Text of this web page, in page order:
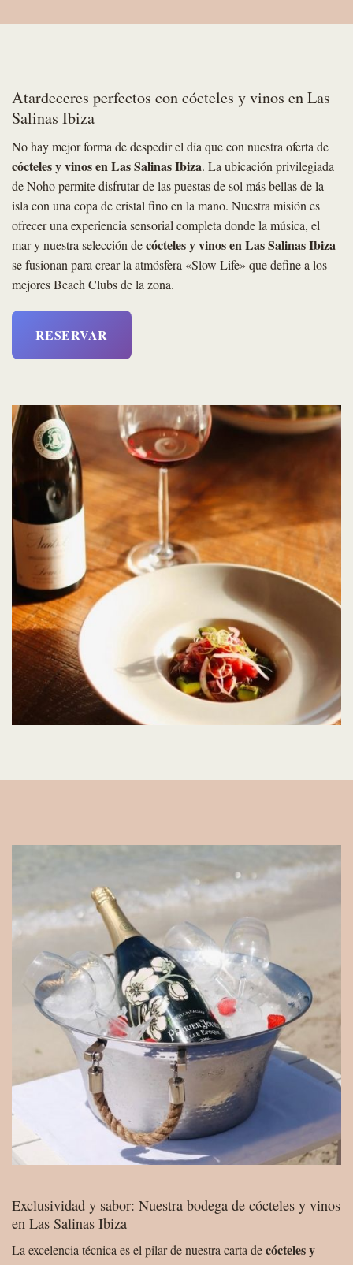
Atardeceres perfectos con cócteles y vinos en Las
Salinas Ibiza
No hay mejor forma de despedir el día que con nuestra oferta de
cócteles y vinos en Las Salinas Ibiza. La ubicación privilegiada
de Noho permite disfrutar de las puestas de sol más bellas de la
isla con una copa de cristal fino en la mano. Nuestra misión es
ofrecer una experiencia sensorial completa donde la música, el
mar y nuestra selección decócteles y vinos en Las Salinas Ibiza
se fusionan para crear la atmósfera «Slow Life» que define a los
mejores Beach Clubs de la zona.
RESERVAR
Exclusividad y sabor: Nuestra bodega de cócteles y vinos
en Las Salinas Ibiza
La excelencia técnica es el pilar de nuestra carta decócteles y